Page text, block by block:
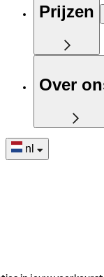
Prijzen
Over
nl